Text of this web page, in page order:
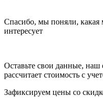
Спасибо, мы поняли, какая
интересует
Оставьте свои данные, наш
рассчитает стоимость с
Зафиксируем цены со